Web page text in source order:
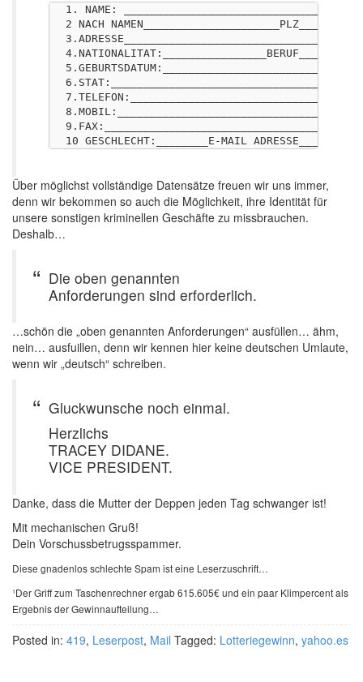
1. NAME: ____________________________________
2 NACH NAMEN_____________________PLZ_________
3.ADRESSE____________________________________
4.NATIONALITAT:________________BERUF_________
5.GEBURTSDATUM:______________________________
6.STAT:______________________________________
7.TELEFON:___________________________________
8.MOBIL:_____________________________________
9.FAX:_______________________________________
Über möglichst vollständige Datensätze freuen wir uns immer,
denn wir bekommen so auch die Möglichkeit, ihre Identität für
unsere sonstigen kriminellen Geschäfte zu missbrauchen.
Deshalb…
Die oben genannten
Anforderungen sind erforderlich.
…schön die „oben genannten Anforderungen“ ausfüllen… ähm,
nein… ausfuillen, denn wir kennen hier keine deutschen Umlaute,
wenn wir „deutsch“ schreiben.
Gluckwunsche noch einmal.
Herzlichs
TRACEY DIDANE.
VICE PRESIDENT.
Danke, dass die Mutter der Deppen jeden Tag schwanger ist!
Mit mechanischen Gruß!
Dein Vorschussbetrugsspammer.
Diese gnadenlos schlechte Spam ist eine Leserzuschrift…
¹Der Griff zum Taschenrechner ergab 615.605€ und ein paar Klimpercent als
Ergebnis der Gewinnaufteilung…
Posted in: 419, Leserpost, Mail Tagged: Lotteriegewinn, yahoo.es